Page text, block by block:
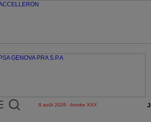
8 août 2026 - Année XXX